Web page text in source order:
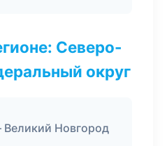
Северо-
округ
Новгород